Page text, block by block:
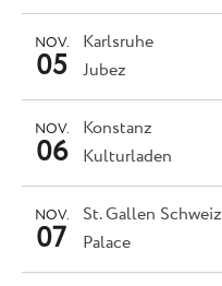
Karlsruhe
NOV.
05 Jubez
Konstanz
NOV.
06 Kulturladen
St. Gallen Schweiz
NOV.
07 Palace